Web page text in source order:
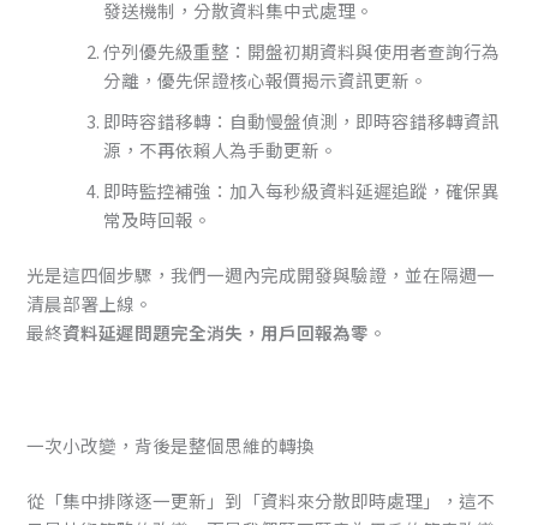
發送機制，分散資料集中式處理。
佇列優先級重整：開盤初期資料與使用者查詢行為
分離，優先保證核心報價揭示資訊更新。
即時容錯移轉：自動慢盤偵測，即時容錯移轉資訊
源，不再依賴人為手動更新。
即時監控補強：加入每秒級資料延遲追蹤，確保異
常及時回報。
光是這四個步驟，我們一週內完成開發與驗證，並在隔週一
清晨部署上線。
最終資料延遲問題完全消失，用戶回報為零 。
一次小改變，背後是整個思維的轉換
從「集中排隊逐一更新」到「資料來分散即時處理」，這不